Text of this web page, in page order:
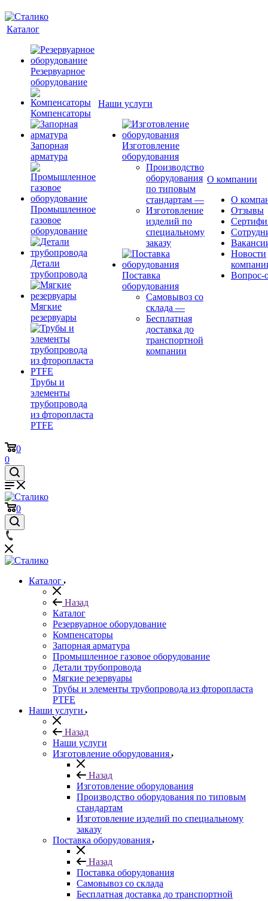
Каталог
Резервуарное
оборудование
Компенсаторы
Запорная
арматура
Промышленное
газовое
оборудование
Детали
трубопровода
Мягкие
резервуары
Трубы и
элементы
трубопровода
из фторопласта
PTFE
Наши услуги
Изготовление
оборудования
Производство
оборудования
по типовым
стандартам —
Изготовление
изделий по
специальному
заказу
Поставка
оборудования
Самовывоз со
склада —
Бесплатная
доставка до
транспортной
компании
О компании
О
Отзывы
Новости
Вопрос-
0
0
0
Каталог
Назад
Каталог
Резервуарное оборудование
Компенсаторы
Запорная арматура
Промышленное газовое оборудование
Детали трубопровода
Мягкие резервуары
Трубы и элементы трубопровода из фторопласта
PTFE
Наши услуги
Назад
Наши услуги
Изготовление оборудования
Назад
Изготовление оборудования
Производство оборудования по типовым
стандартам
Изготовление изделий по специальному
заказу
Поставка оборудования
Назад
Поставка оборудования
Самовывоз со склада
Бесплатная доставка до транспортной